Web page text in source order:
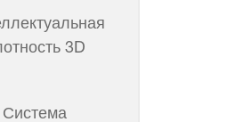
3D
Система